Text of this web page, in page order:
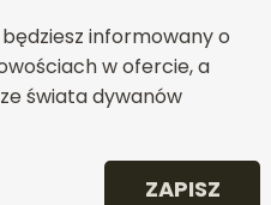
informowany o
w ofercie, a
świata dywanów
ZAPISZ